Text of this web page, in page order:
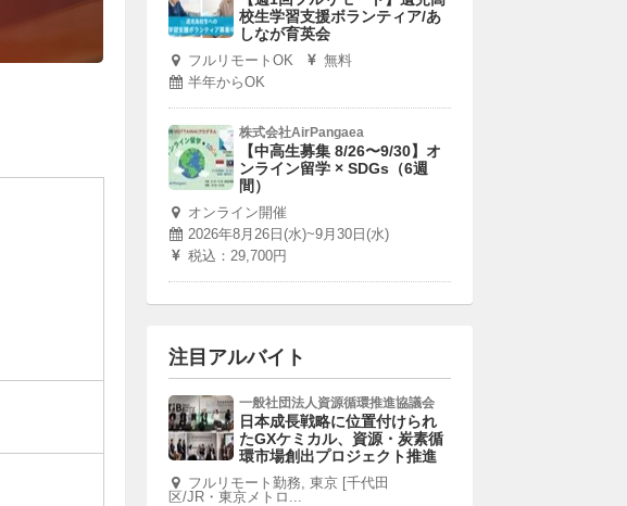
校生学習支援ボランティア/あ
しなが育英会
フルリモートOK
無料
半年からOK
株式会社AirPangaea
【中高生募集 8/26〜9/30】オ
ンライン留学 × SDGs（6週
間）
オンライン開催
2026年8月26日(水)~9月30日(水)
税込：29,700円
注目アルバイト
一般社団法人資源循環推進協議会
日本成長戦略に位置付けられ
たGXケミカル、資源・炭素循
環市場創出プロジェクト推進
フルリモート勤務, 東京 [千代田
区/JR・東京メトロ...